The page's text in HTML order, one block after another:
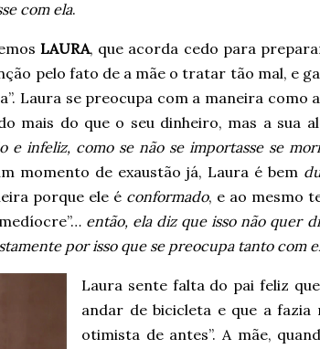
com ela.
LAURA, que acorda cedo para
pelo fato de a mãe o tratar tão mal, e
Laura se preocupa com a maneira como
mais do que o seu dinheiro, mas a sua
e infeliz, como se não se importasse se
momento de exaustão já, Laura é bem
porque ele é conformado, e ao mesmo
então, ela diz que isso não quer
por isso que se preocupa tanto com
Laura sente falta do pai feliz
andar de bicicleta e que a
otimista de antes”. A mãe,